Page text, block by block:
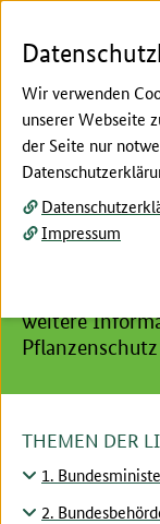
Hier beginnt der
Linkliste
Die Linkliste
wichtigsten
weitere
THEMEN DER
1.
2.
Wir verwenden
unserer Webseite
der Seite nur
Impressum